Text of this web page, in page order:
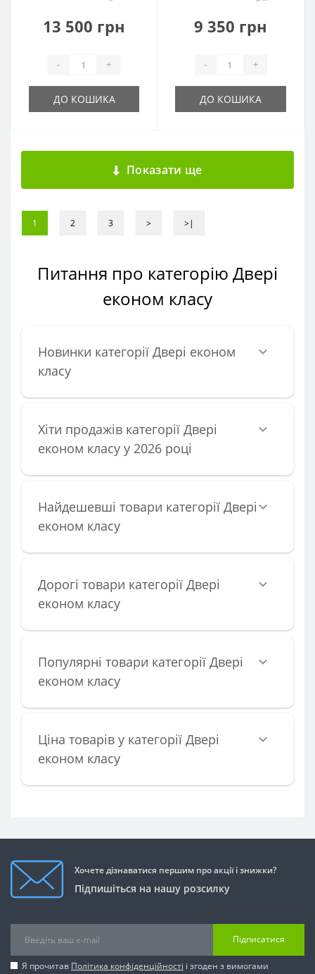
13 500 грн
- +
ДО КОШИКА
9 350 грн
- +
ДО КОШИКА
Показати ще
1 2 3 > >|
Питання про категорію Двері
економ класу
Новинки категорії Двері економ
класу
Хіти продажів категорії Двері
економ класу у 2026 році
Найдешевші товари категорії Двері
економ класу
Дорогі товари категорії Двері
економ класу
Популярні товари категорії Двері
економ класу
Ціна товарів у категорії Двері
економ класу
Хочете дізнаватися першим про акції і знижки?
Підпишіться на нашу розсилку
Підписатися
Я прочитав Політика конфіденційності і згоден з вимогами